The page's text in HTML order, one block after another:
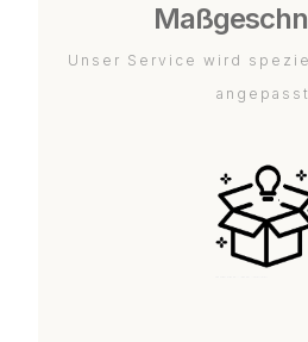
Unser Service wird
angepasst.